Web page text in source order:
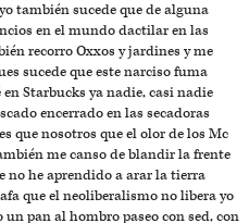
también sucede que de alguna
en el mundo dactilar en las
recorro Oxxos y jardines y me
sucede que este narciso fuma
Starbucks ya nadie, casi nadie
encerrado en las secadoras
que nosotros que el olor de los Mc
me canso de blandir la frente
no he aprendido a arar la tierra
que el neoliberalismo no libera yo
pan al hombro paseo con sed, con